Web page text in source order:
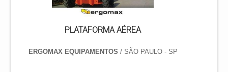
PLATAFORMA AÉREA
ERGOMAX EQUIPAMENTOS / SÃO PAULO - SP